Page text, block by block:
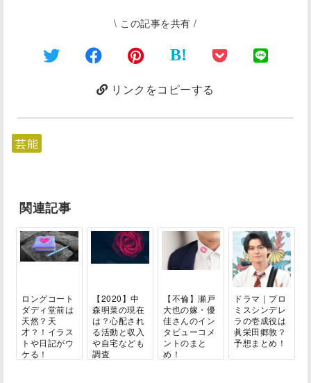
\ この記事を共有 /
B!
リンクをコピーする
芸能
関連記事
ロングコート
ダディ堂前は
天然？天
才？！イラス
トや日記がウ
ケる！
【2020】中
森明菜の現在
は？心配され
る活動と収入
や自宅なども
調査
【不倫】瀬戸
大也の嫁・優
佳さんのイン
タビューコメ
ントのまと
め！
ドラマ｜プロ
ミスシンデレ
ラの壱成役は
眞栄田郷敦？
予想まとめ！